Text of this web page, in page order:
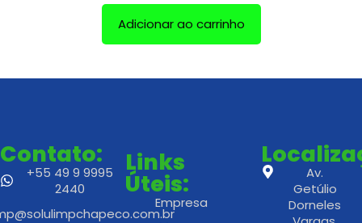
Adicionar ao carrinho
Contato:
+55 49 9 9995
2440
Links
Úteis:
Empresa
Av.
Getúlio
Dorneles